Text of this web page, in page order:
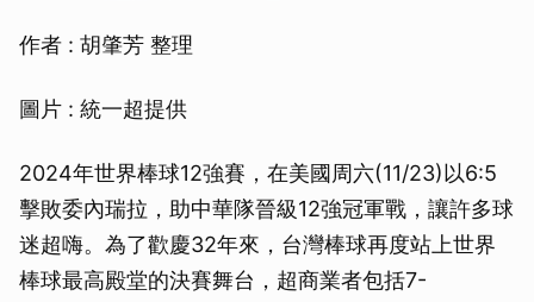
作者 : 胡肇芳 整理
圖片 : 統一超提供
2024年世界棒球12強賽，在美國周六(11/23)以6:5
擊敗委內瑞拉，助中華隊晉級12強冠軍戰，讓許多球
迷超嗨。為了歡慶32年來，台灣棒球再度站上世界
棒球最高殿堂的決賽舞台，超商業者包括7-